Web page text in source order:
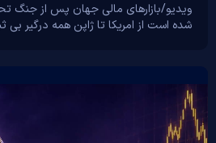
ویدیو/بازار‌های مالی جهان پس از جنگ
شده است از امریکا تا ژاپن همه درگیر بی